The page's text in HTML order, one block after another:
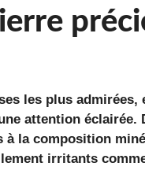
les plus admirées,
attention éclairée.
à la composition
irritants